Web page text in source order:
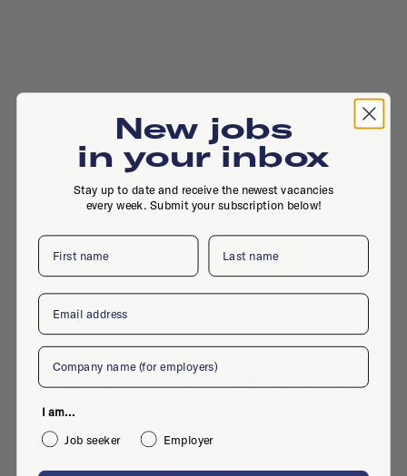
Bijlmermeerstraat 12, 2131 HG, Hoofddorp
New jobs
in your inbox
Stay up to date and receive the newest vacancies
every week. Submit your subscription below!
First name Last name
Email
Company
I am...
Job seeker
Employer